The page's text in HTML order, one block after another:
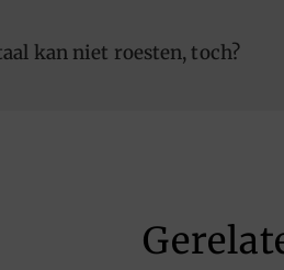
kan niet roesten, toch?